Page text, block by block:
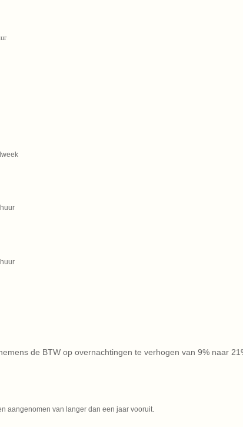
de BTW op overnachtingen te verhogen van 9% naar
aangenomen van langer dan een jaar vooruit.